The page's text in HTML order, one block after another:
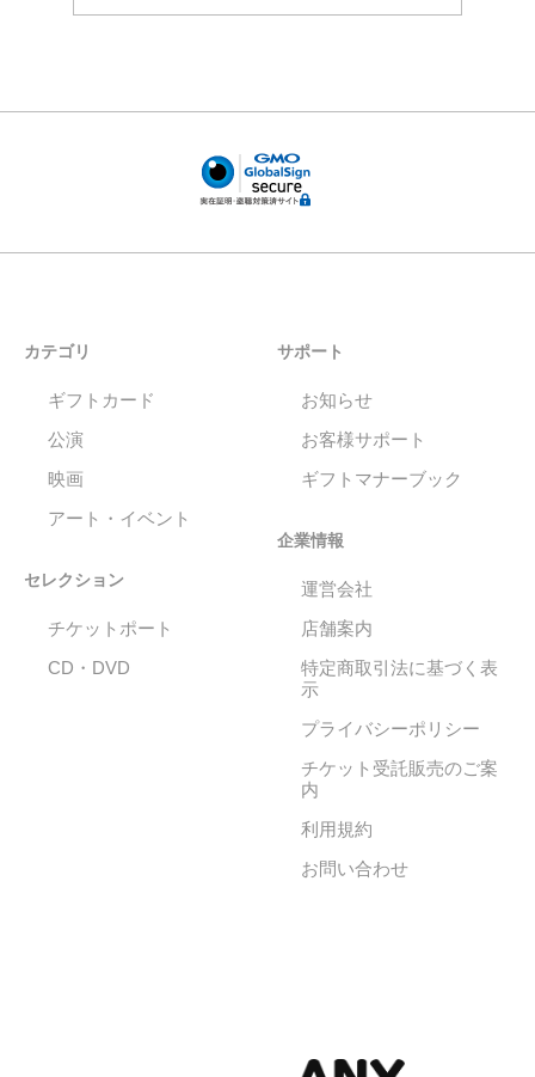
カテゴリ
ギフトカード
公演
映画
アート・イベント
セレクション
チケットポート
CD・DVD
サポート
お知らせ
お客様サポート
ギフトマナーブック
企業情報
運営会社
店舗案内
特定商取引法に基づく表
示
プライバシーポリシー
チケット受託販売のご案
内
利用規約
お問い合わせ